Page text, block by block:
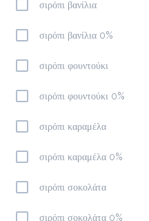
Το μενού δεν
σιρόπι βανίλια
σιρόπι βανίλια 0%
σιρόπι φουντούκι
σιρόπι φουντούκι 0%
σιρόπι καραμέλα
σιρόπι καραμέλα 0%
σιρόπι σοκολάτα
σιρόπι σοκολάτα 0%